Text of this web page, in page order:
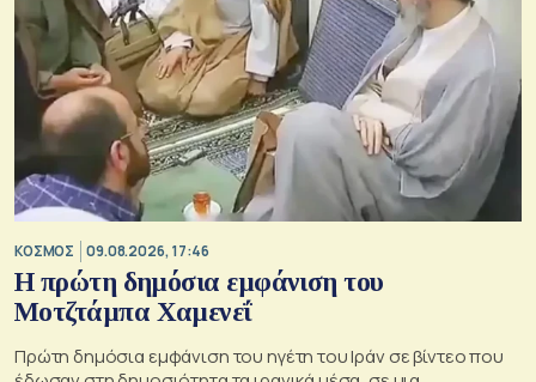
ΚΟΣΜΟΣ 09.08.2026, 17:46
Η πρώτη δημόσια εμφάνιση του
Μοτζτάμπα Χαμενεΐ
Πρώτη δημόσια εμφάνιση του ηγέτη του Ιράν σε βίντεο που